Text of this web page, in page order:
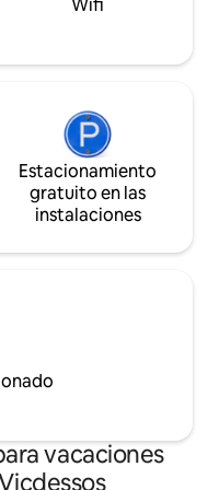
Wifi
Estacionamiento
gratuito en las
instalaciones
vacaciones